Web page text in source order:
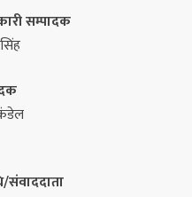
सम्पादक
संवाददाता